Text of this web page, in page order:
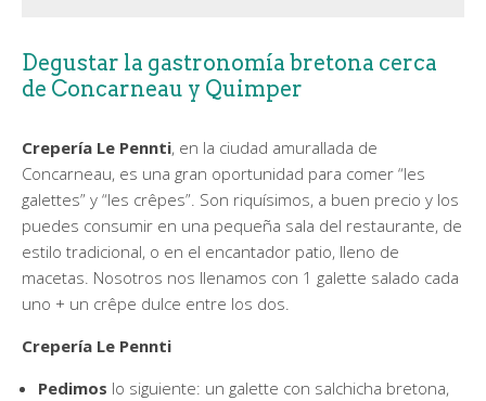
Degustar la gastronomía bretona cerca
de Concarneau y Quimper
Crepería Le Pennti, en la ciudad amurallada de
Concarneau, es una gran oportunidad para comer “les
galettes” y “les crêpes”. Son riquísimos, a buen precio y los
puedes consumir en una pequeña sala del restaurante, de
estilo tradicional, o en el encantador patio, lleno de
macetas. Nosotros nos llenamos con 1 galette salado cada
uno + un crêpe dulce entre los dos.
Crepería Le Pennti
Pedimos lo siguiente: un galette con salchicha bretona,